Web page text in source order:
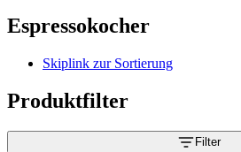
Espressokocher
Skiplink zur Sortierung
Produktfilter
Filter